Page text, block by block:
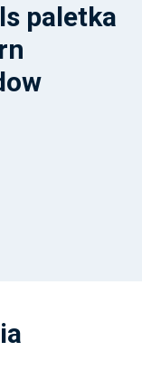
paletka